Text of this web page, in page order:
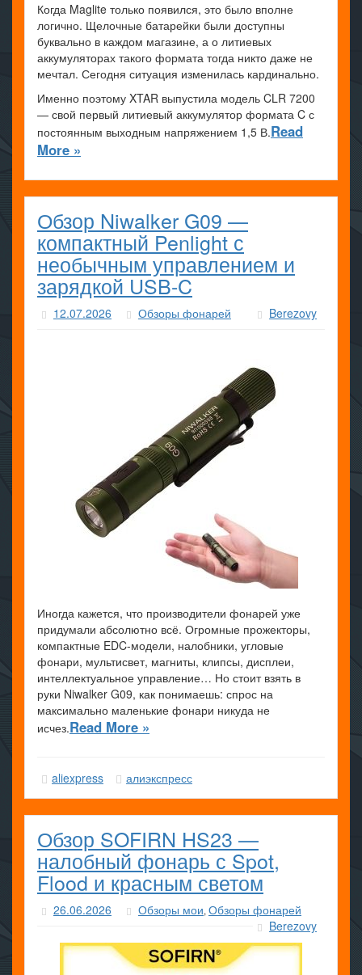
Когда Maglite только появился, это было вполне
логично. Щелочные батарейки были доступны
буквально в каждом магазине, а о литиевых
аккумуляторах такого формата тогда никто даже не
мечтал. Сегодня ситуация изменилась кардинально.
Именно поэтому XTAR выпустила модель CLR 7200
— свой первый литиевый аккумулятор формата C с
постоянным выходным напряжением 1,5 В.Read
More »
Обзор Niwalker G09 —
компактный Penlight с
необычным управлением и
зарядкой USB-C
12.07.2026 Обзоры фонарей Berezovy
Иногда кажется, что производители фонарей уже
придумали абсолютно всё. Огромные прожекторы,
компактные EDC-модели, налобники, угловые
фонари, мультисвет, магниты, клипсы, дисплеи,
интеллектуальное управление… Но стоит взять в
руки Niwalker G09, как понимаешь: спрос на
максимально маленькие фонари никуда не
исчез.Read More »
aliexpress алиэкспресс
Обзор SOFIRN HS23 —
налобный фонарь с Spot,
Flood и красным светом
26.06.2026 Обзоры мои, Обзоры фонарей
Berezovy